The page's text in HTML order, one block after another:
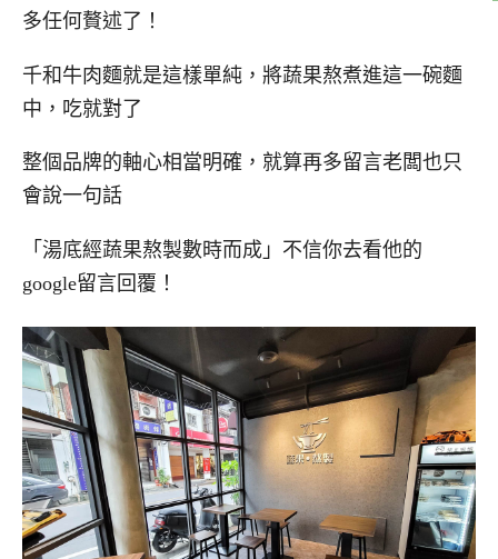
多任何贅述了！
千和牛肉麵就是這樣單純，將蔬果熬煮進這一碗麵
中，吃就對了
整個品牌的軸心相當明確，就算再多留言老闆也只
會說一句話
「湯底經蔬果熬製數時而成」不信你去看他的
google留言回覆！